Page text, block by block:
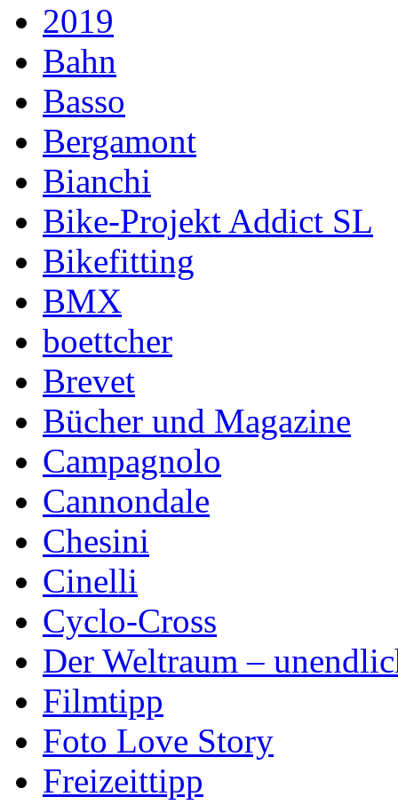
2019
Bahn
Basso
Bergamont
Bianchi
Bike-Projekt Addict SL
Bikefitting
BMX
boettcher
Brevet
Bücher und Magazine
Campagnolo
Cannondale
Chesini
Cinelli
Cyclo-Cross
Der Weltraum –
Filmtipp
Foto Love Story
Freizeittipp